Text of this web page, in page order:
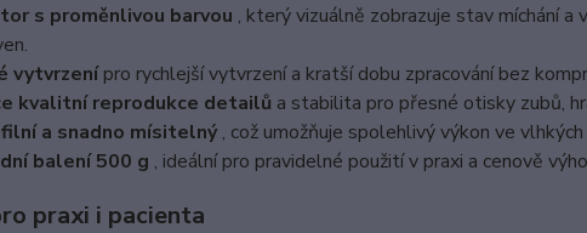
s proměnlivou barvou , který vizuálně zobrazuje stav míchání
vytvrzenípro rychlejší vytvrzení a kratší dobu zpracování bez
kvalitní reprodukce detailů a stabilita pro přesné otisky zubů,
a snadno mísitelný, což umožňuje spolehlivý výkon ve
balení 500 g , ideální pro pravidelné použití v praxi a cenově
praxi i pacienta